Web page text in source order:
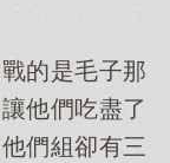
的是毛子那
他們吃盡了
們組卻有三